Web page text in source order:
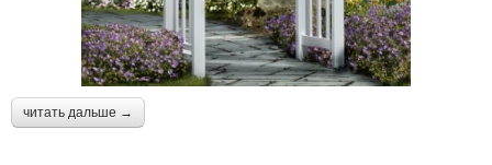
читать дальше →